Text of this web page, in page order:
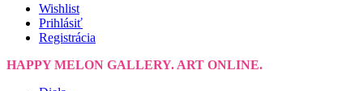
Wishlist
Prihlásiť
Registrácia
HAPPY MELON GALLERY. ART ONLINE.